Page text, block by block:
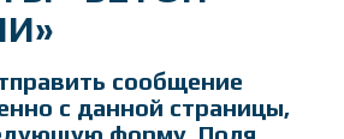
сообщение
с данной страницы,